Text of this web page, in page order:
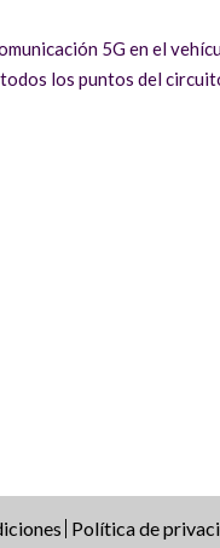
5G en el
los puntos del
Política de